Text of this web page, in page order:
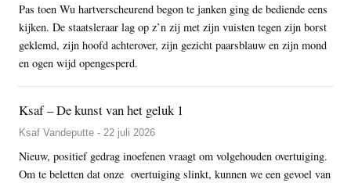
Pas toen Wu hartverscheurend begon te janken ging de bediende eens
kijken. De staatsleraar lag op z’n zij met zijn vuisten tegen zijn borst
geklemd, zijn hoofd achterover, zijn gezicht paarsblauw en zijn mond
en ogen wijd opengesperd.
Ksaf – De kunst van het geluk 1
Ksaf Vandeputte - 22 juli 2026
Nieuw, positief gedrag inoefenen vraagt om volgehouden overtuiging.
Om te beletten dat onze overtuiging slinkt, kunnen we een gevoel van